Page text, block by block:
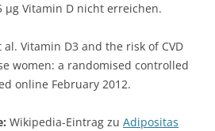
µg Vitamin D nicht erreichen.
al. Vitamin D3 and the risk of CVD
women: a randomised controlled
online February 2012.
Wikipedia-Eintrag zu Adipositas